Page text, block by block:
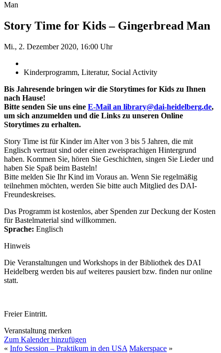
Man
Story Time for Kids – Gingerbread Man
Mi., 2. Dezember 2020, 16:00 Uhr
Kinderprogramm, Literatur, Social Activity
Bis Jahresende bringen wir die Storytimes for Kids zu Ihnen
nach Hause!
Bitte senden Sie uns eine E-Mail an library@dai-heidelberg.de,
um sich anzumelden und die Links zu unseren Online
Storytimes zu erhalten.
Story Time ist für Kinder im Alter von 3 bis 5 Jahren, die mit
Englisch vertraut sind oder einen zweisprachigen Hintergrund
haben. Kommen Sie, hören Sie Geschichten, singen Sie Lieder und
haben Sie Spaß beim Basteln!
Bitte melden Sie Ihr Kind im Voraus an. Wenn Sie regelmäßig
teilnehmen möchten, werden Sie bitte auch Mitglied des DAI-
Freundeskreises.
Das Programm ist kostenlos, aber Spenden zur Deckung der Kosten
für Bastelmaterial sind willkommen.
Sprache: Englisch
Hinweis
Die Veranstaltungen und Workshops in der Bibliothek des DAI
Heidelberg werden bis auf weiteres pausiert bzw. finden nur online
statt.
Freier Eintritt.
Veranstaltung merken
Zum Kalender hinzufügen
« Info Session – Praktikum in den USA Makerspace »